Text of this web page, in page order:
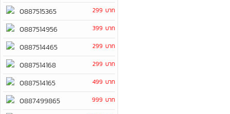
0887515365 299 บาท
0887514956 399 บาท
0887514465 299 บาท
0887514168 299 บาท
0887514165 499 บาท
0887499865 999 บาท